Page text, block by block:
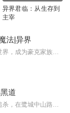
异界君临：从生存到
主宰
法|异界
道